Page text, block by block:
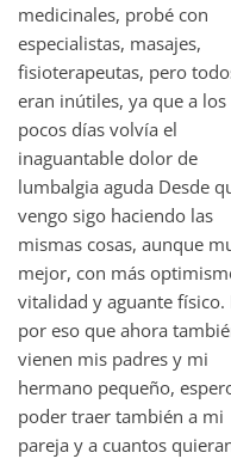
medicinales, probé con
especialistas, masajes,
fisioterapeutas, pero
eran inútiles, ya que a los
pocos días volvía el
inaguantable dolor de
lumbalgia aguda Desde
vengo sigo haciendo las
mismas cosas, aunque
mejor, con más
vitalidad y aguante físico.
por eso que ahora
vienen mis padres y mi
hermano pequeño,
poder traer también a mi
pareja y a cuantos